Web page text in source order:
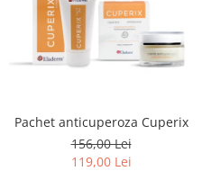
Pachet anticuperoza Cuperix
156,00 Lei
119,00 Lei